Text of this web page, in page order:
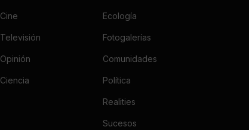
Cine
Televisión
Opinión
Ciencia
Ecología
Fotogalerías
Comunidades
Política
Realities
Sucesos